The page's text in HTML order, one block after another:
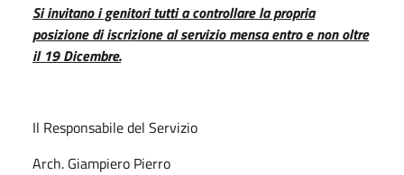
Si invitano i genitori tutti a controllare la propria
posizione di iscrizione al servizio mensa entro e non oltre
il 19 Dicembre.
Il Responsabile del Servizio
Arch. Giampiero Pierro